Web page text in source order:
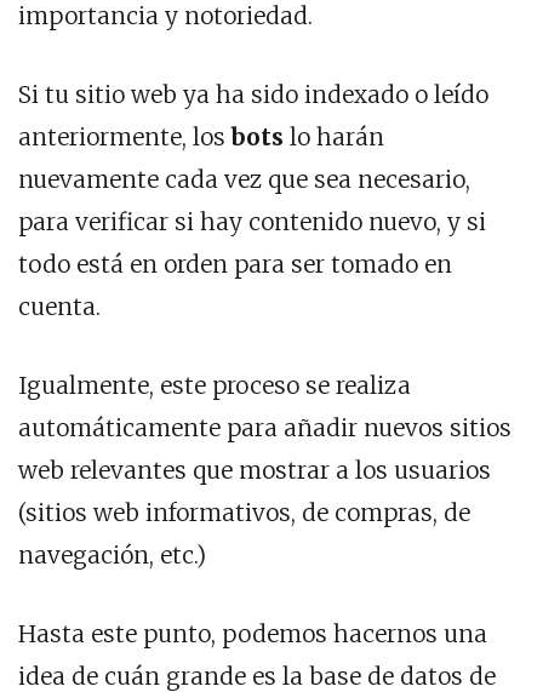
importancia y notoriedad.
Si tu sitio web ya ha sido indexado o leído
anteriormente, losbots lo harán
nuevamente cada vez que sea necesario,
para verificar si hay contenido nuevo, y si
todo está en orden para ser tomado en
cuenta.
Igualmente, este proceso se realiza
automáticamente para añadir nuevos sitios
web relevantes que mostrar a los usuarios
(sitios web informativos, de compras, de
navegación, etc.)
Hasta este punto, podemos hacernos una
idea de cuán grande es la base de datos de